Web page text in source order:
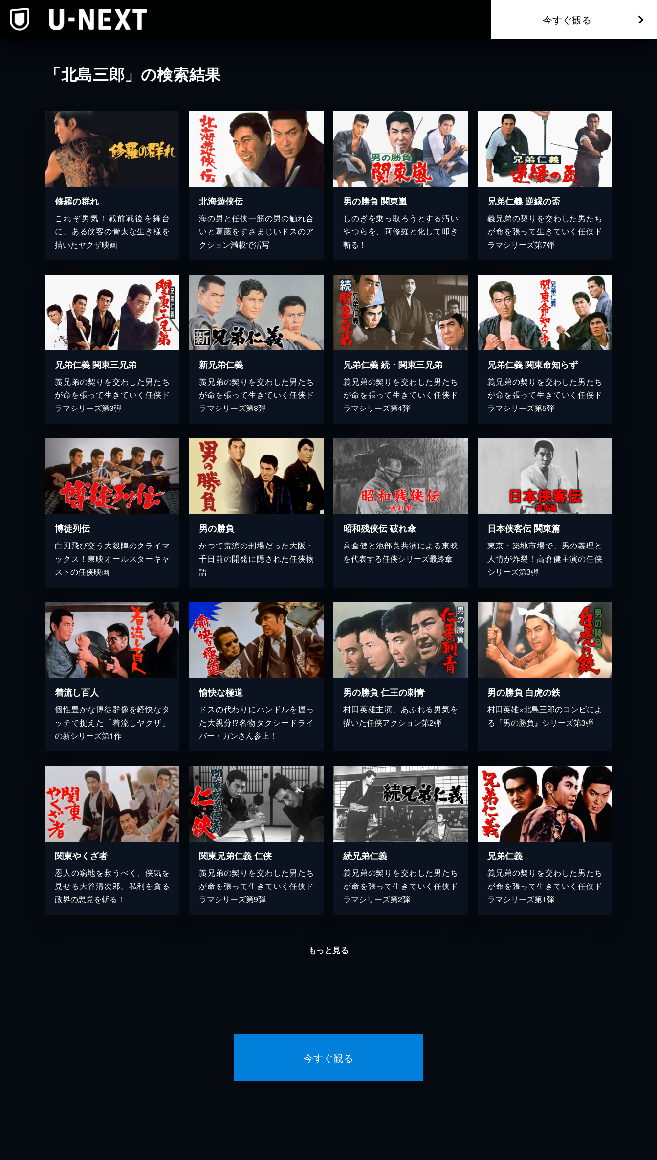
今すぐ観る
「北島三郎」の検索結果
修羅の群れ
これぞ男気！戦前戦後を舞台
に、ある侠客の骨太な生き様を
描いたヤクザ映画
北海遊侠伝
海の男と任侠一筋の男の触れ合
いと葛藤をすさまじいドスのア
クション満載で活写
男の勝負 関東嵐
しのぎを乗っ取ろうとする汚い
やつらを、阿修羅と化して叩き
斬る！
兄弟仁義 逆縁の盃
義兄弟の契りを交わした男たち
が命を張って生きていく任侠ド
ラマシリーズ第7弾
兄弟仁義 関東三兄弟
義兄弟の契りを交わした男たち
が命を張って生きていく任侠ド
ラマシリーズ第3弾
新兄弟仁義
義兄弟の契りを交わした男たち
が命を張って生きていく任侠ド
ラマシリーズ第8弾
兄弟仁義 続・関東三兄弟
義兄弟の契りを交わした男たち
が命を張って生きていく任侠ド
ラマシリーズ第4弾
兄弟仁義 関東命知らず
義兄弟の契りを交わした男たち
が命を張って生きていく任侠ド
ラマシリーズ第5弾
博徒列伝
白刃飛び交う大殺陣のクライマ
ックス！東映オールスターキャ
ストの任侠映画
男の勝負
かつて荒涼の刑場だった大阪・
千日前の開発に隠された任侠物
語
昭和残侠伝 破れ傘
高倉健と池部良共演による東映
を代表する任侠シリーズ最終章
日本侠客伝 関東篇
東京・築地市場で、男の義理と
人情が炸裂！高倉健主演の任侠
シリーズ第3弾
着流し百人
個性豊かな博徒群像を軽快なタ
ッチで捉えた「着流しヤクザ」
の新シリーズ第1作
愉快な極道
ドスの代わりにハンドルを握っ
た大親分!?名物タクシードライ
バー・ガンさん参上！
男の勝負 仁王の刺青
村田英雄主演、あふれる男気を
描いた任侠アクション第2弾
男の勝負 白虎の鉄
村田英雄×北島三郎のコンビによ
る『男の勝負』シリーズ第3弾
関東やくざ者
恩人の窮地を救うべく、侠気を
見せる大谷清次郎。私利を貪る
政界の悪党を斬る！
関東兄弟仁義 仁侠
義兄弟の契りを交わした男たち
が命を張って生きていく任侠ド
ラマシリーズ第9弾
続兄弟仁義
義兄弟の契りを交わした男たち
が命を張って生きていく任侠ド
ラマシリーズ第2弾
兄弟仁義
義兄弟の契りを交わした男たち
が命を張って生きていく任侠ド
ラマシリーズ第1弾
もっと見る
今すぐ観る